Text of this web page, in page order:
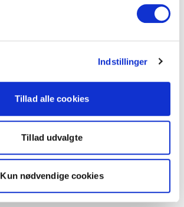
Indstillinger
Tillad alle cookies
Tillad udvalgte
Kun nødvendige cookies